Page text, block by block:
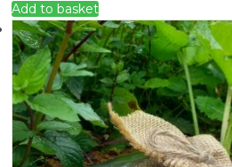
Add to basket